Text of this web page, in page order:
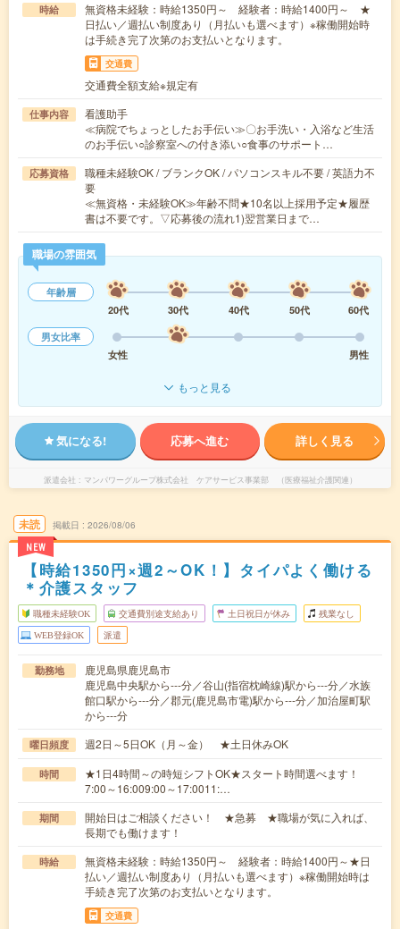
時給
無資格未経験：時給1350円～ 経験者：時給1400円～ ★
日払い／週払い制度あり（月払いも選べます）※稼働開始時
は手続き完了次第のお支払いとなります。
交通費
交通費全額支給※規定有
仕事内容
看護助手
≪病院でちょっとしたお手伝い≫〇お手洗い・入浴など生活
のお手伝い○診察室への付き添い○食事のサポート…
応募資格
職種未経験OK / ブランクOK / パソコンスキル不要 / 英語力不
要
≪無資格・未経験OK≫年齢不問★10名以上採用予定★履歴
書は不要です。▽応募後の流れ1)翌営業日まで…
職場の雰囲気
年齢層
20代
30代 40代 50代
60代
男女比率
女性
男性
もっと見る
気になる! 応募へ進む 詳しく見る
派遣会社 マンパワーグループ株式会社 ケアサービス事業部 （医療福祉介護関連）
未読
NEW
掲載日 2026/08/06
【時給1350円×週2～OK！】タイパよく働ける
＊介護スタッフ
職種未経験OK 交通費別途支給あり 土日祝日が休み 残業なし
WEB登録OK 派遣
勤務地
鹿児島県鹿児島市
鹿児島中央駅から---分／谷山(指宿枕崎線)駅から---分／水族
館口駅から---分／郡元(鹿児島市電)駅から---分／加治屋町駅
から---分
曜日頻度 週2日～5日OK（月～金） ★土日休みOK
時間
★1日4時間～の時短シフトOK★スタート時間選べます！
7:00～16:009:00～17:0011:…
期間
開始日はご相談ください！ ★急募 ★職場が気に入れば、
長期でも働けます！
時給
無資格未経験：時給1350円～ 経験者：時給1400円～★日
払い／週払い制度あり（月払いも選べます）※稼働開始時は
手続き完了次第のお支払いとなります。
交通費